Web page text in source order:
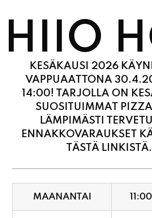
HIIO
KESÄKAUSI 2026
VAPPUAATTONA
14:00! TARJOLLA ON
SUOSITUIMMAT
LÄMPIMÄSTI
ENNAKKOVARAUKSET
TÄSTÄ LINKISTÄ.
MAANANTAI